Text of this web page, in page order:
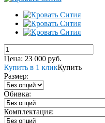
Цена: 23 000 руб.
Купить в 1 кликКупить
Размер:
Обивка:
Комплектация: